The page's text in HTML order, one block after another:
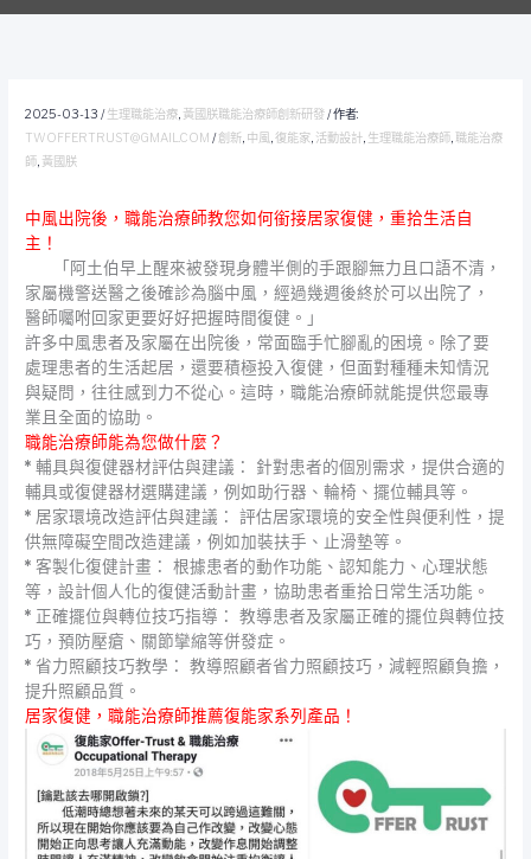
2025-03-13/生理職能治療, 黃國朕職能治療師創新研發/ 作者:
TWOFFERTRUST@GMAIL.COM /創新, 中風,復能家, 活動設計, 生理職能治療師, 職能治療
師, 黃國朕
中風出院後，職能治療師教您如何銜接居家復健，重拾生活自
主！
「阿土伯早上醒來被發現身體半側的手跟腳無力且口語不清，
家屬機警送醫之後確診為腦中風，經過幾週後終於可以出院了，
醫師囑咐回家更要好好把握時間復健。」
許多中風患者及家屬在出院後，常面臨手忙腳亂的困境。除了要
處理患者的生活起居，還要積極投入復健，但面對種種未知情況
與疑問，往往感到力不從心。這時，職能治療師就能提供您最專
業且全面的協助。
職能治療師能為您做什麼？
* 輔具與復健器材評估與建議： 針對患者的個別需求，提供合適的
輔具或復健器材選購建議，例如助行器、輪椅、擺位輔具等。
* 居家環境改造評估與建議： 評估居家環境的安全性與便利性，提
供無障礙空間改造建議，例如加裝扶手、止滑墊等。
* 客製化復健計畫： 根據患者的動作功能、認知能力、心理狀態
等，設計個人化的復健活動計畫，協助患者重拾日常生活功能。
* 正確擺位與轉位技巧指導： 教導患者及家屬正確的擺位與轉位技
巧，預防壓瘡、關節攣縮等併發症。
* 省力照顧技巧教學： 教導照顧者省力照顧技巧，減輕照顧負擔，
提升照顧品質。
居家復健，職能治療師推薦復能家系列產品！